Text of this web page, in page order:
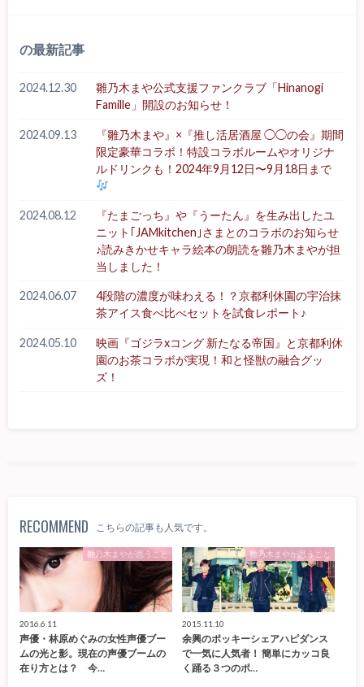
の最新記事
2024.12.30
雛乃木まや公式支援ファンクラブ「Hinanogi
Famille」開設のお知らせ！
2024.09.13
『雛乃木まや』×『推し活居酒屋 ◯◯の会』期間
限定豪華コラボ！特設コラボルームやオリジナ
ルドリンクも！2024年9月12日〜9月18日まで
2024.08.12
『たまごっち』や『うーたん』を生み出したユ
ニット｢JAMkitchen｣さまとのコラボのお知らせ
♪読みきかせキャラ絵本の朗読を雛乃木まやが担
当しました！
2024.06.07
4段階の濃度が味わえる！？京都利休園の宇治抹
茶アイス食べ比べセットを試食レポート♪
2024.05.10
映画『ゴジラxコング 新たなる帝国』と京都利休
園のお茶コラボが実現！和と怪獣の融合グッ
ズ！
RECOMMEND こちらの記事も人気です。
雛乃木まやが思うこと
2016.6.11
声優・林原めぐみの女性声優ブー
ムの光と影。現在の声優ブームの
在り方とは？ 今…
雛乃木まやが思うこと
2015.11.10
余興のポッキーシェアハピダンス
で一気に人気者！ 簡単にカッコ良
く踊る３つのポ…